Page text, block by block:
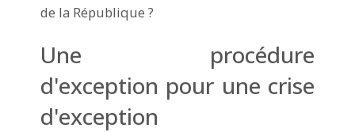
de la République ?
Une procédure
d'exception pour une crise
d'exception